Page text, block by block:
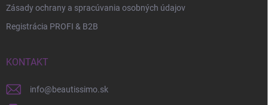
Zásady ochrany a spracúvania osobných údajov
Registrácia PROFI & B2B
KONTAKT
info@beautissimo.sk